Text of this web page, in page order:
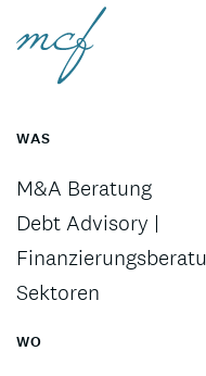
WAS
M&A Beratung
Debt Advisory |
Sektoren
WO